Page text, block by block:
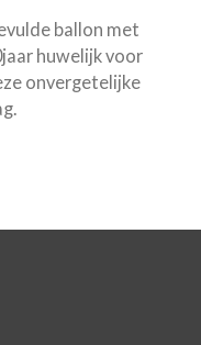
ballon met
huwelijk voor
onvergetelijke